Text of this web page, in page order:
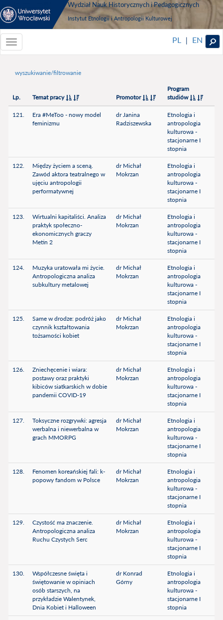
Wydział Nauk Historycznych i Pedagogicznych
Instytut Etnologii i Antropologii Kulturowej
Toggle
navigationToggle
PL | EN
wyszukiwanie/filtrowanie
Lp. Temat pracy Promotor
Program
studiów
121.
Era #MeToo - nowy model
feminizmu
dr Janina
Radziszewska
Etnologia i
antropologia
kulturowa -
stacjonarne I
stopnia
122.
Między życiem a sceną.
Zawód aktora teatralnego w
ujęciu antropologii
performatywnej
dr Michał
Mokrzan
Etnologia i
antropologia
kulturowa -
stacjonarne I
stopnia
123.
Wirtualni kapitaliści. Analiza
praktyk społeczno-
ekonomicznych graczy
Metin 2
dr Michał
Mokrzan
Etnologia i
antropologia
kulturowa -
stacjonarne I
stopnia
124.
Muzyka uratowała mi życie.
Antropologiczna analiza
subkultury metalowej
dr Michał
Mokrzan
Etnologia i
antropologia
kulturowa -
stacjonarne I
stopnia
125.
Same w drodze: podróż jako
czynnik kształtowania
tożsamości kobiet
dr Michał
Mokrzan
Etnologia i
antropologia
kulturowa -
stacjonarne I
stopnia
126.
Zniechęcenie i wiara:
postawy oraz praktyki
kibiców siatkarskich w dobie
pandemii COVID-19
dr Michał
Mokrzan
Etnologia i
antropologia
kulturowa -
stacjonarne I
stopnia
127.
Toksyczne rozgrywki: agresja
werbalna i niewerbalna w
grach MMORPG
dr Michał
Mokrzan
Etnologia i
antropologia
kulturowa -
stacjonarne I
stopnia
128.
Fenomen koreańskiej fali: k-
popowy fandom w Polsce
dr Michał
Mokrzan
Etnologia i
antropologia
kulturowa -
stacjonarne I
stopnia
129.
Czystość ma znaczenie.
Antropologiczna analiza
Ruchu Czystych Serc
dr Michał
Mokrzan
Etnologia i
antropologia
kulturowa -
stacjonarne I
stopnia
130.
Współczesne święta i
świętowanie w opiniach
osób starszych, na
przykładzie Walentynek,
Dnia Kobiet i Halloween
dr Konrad
Górny
Etnologia i
antropologia
kulturowa -
stacjonarne I
stopnia